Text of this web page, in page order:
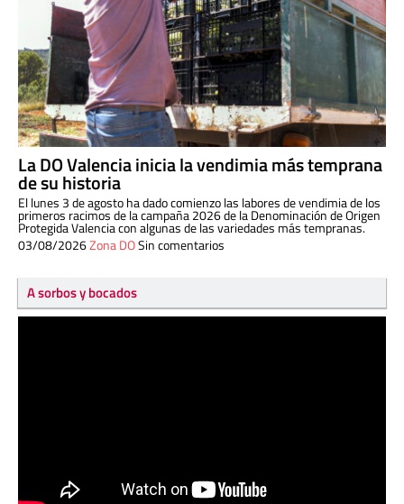
La DO Valencia inicia la vendimia más temprana
de su historia
El lunes 3 de agosto ha dado comienzo las labores de vendimia de los
primeros racimos de la campaña 2026 de la Denominación de Origen
Protegida Valencia con algunas de las variedades más tempranas.
03/08/2026Zona DOSin comentarios
A sorbos y bocados